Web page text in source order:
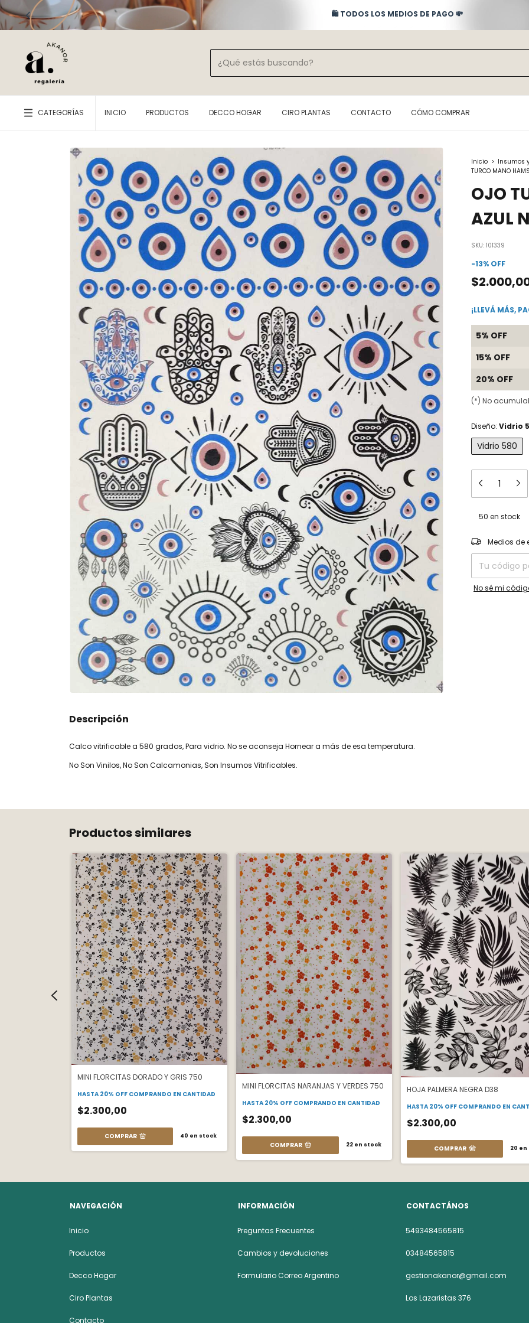
🛍️ TODOS LOS MEDIOS DE PAGO 💸
CATEGORÍAS INICIO PRODUCTOS DECCO HOGAR CIRO PLANTAS CONTACTO CÓMO COMPRAR
Inicio > Insumos
TURCO MANO
OJO
AZUL
SKU: 101339
-13% OFF
¡LLEVÁ MÁS,
5% OFF
15% OFF
20% OFF
(*) No
Diseño: Vidrio
Vidrio 580
50 en stock
Entregas para
Medios de
No sé mi
Descripción
Calco vitrificable a 580 grados, Para vidrio. No se aconseja Hornear a más de esa temperatura.
No Son Vinilos, No Son Calcamonias, Son Insumos Vitrificables.
Productos similares
MINI FLORCITAS DORADO Y GRIS 750
HASTA 20% OFF COMPRANDO EN CANTIDAD
$2.300,00
COMPRAR 40 en stock
MINI FLORCITAS NARANJAS Y VERDES 750
HASTA 20% OFF COMPRANDO EN CANTIDAD
$2.300,00
COMPRAR 22en stock
HOJA PALMERA NEGRA D38
HASTA 20% OFF COMPRANDO EN
$2.300,00
COMPRAR 20 en
NAVEGACIÓN
Inicio
Productos
Decco Hogar
Ciro Plantas
Contacto
INFORMACIÓN
Preguntas Frecuentes
Cambios y devoluciones
Formulario Correo Argentino
CONTACTÁNOS
5493484565815
03484565815
gestionakanor@gmail.com
Los Lazaristas 376